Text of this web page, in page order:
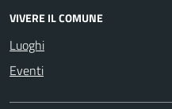
VIVERE IL COMUNE
Luoghi
Eventi